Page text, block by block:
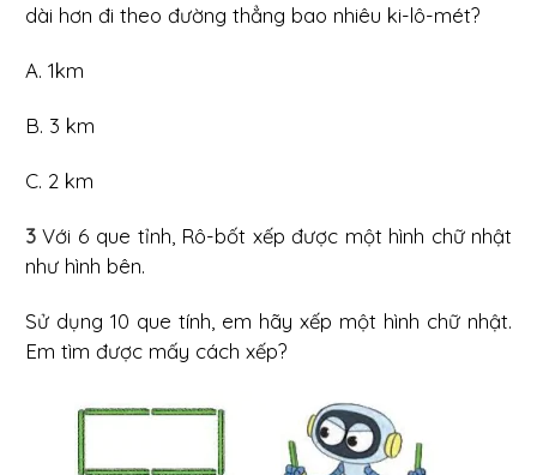
dài hơn đi theo đường thẳng bao nhiêu ki-lô-mét?
A. 1km
B. 3 km
C. 2 km
3Với 6 que tỉnh, Rô-bốt xếp được một hình chữ nhật
như hình bên.
Sử dụng 10 que tính, em hãy xếp một hình chữ nhật.
Em tìm được mấy cách xếp?